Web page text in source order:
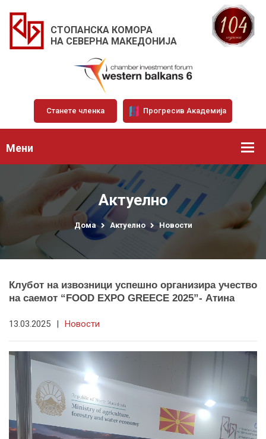
СТОПАНСКА КОМОРА
НА СЕВЕРНА МАКЕДОНИЈА
Станете членка Прогресив Академија
Мени
Актуелно
Дома Актуелно Новости
Клубот на извозници успешно организира учество
на саемот “FOOD EXPO GREECE 2025”- Атина
13.03.2025 | Новости